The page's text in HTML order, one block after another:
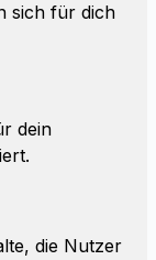
sich für dich
dein
die Nutzer